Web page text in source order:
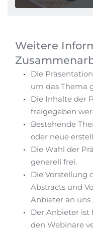
Weitere
Die
um das Thema
Die Inhalte der
freigegeben
Bestehende
oder neue
Die Wahl der
generell frei.
Die Vorstellung
Abstracts und
Anbieter an
Der Anbieter ist
den Webinare